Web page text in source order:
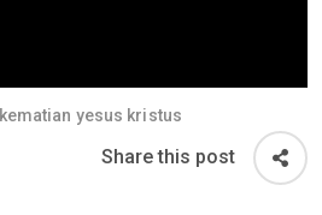
kematian yesus kristus
Share this post